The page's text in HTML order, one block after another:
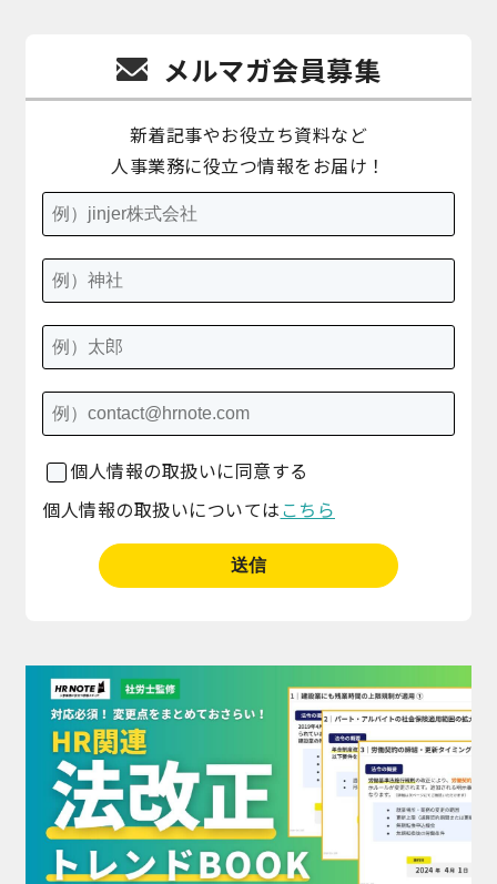
メルマガ会員募集
新着記事やお役立ち資料など
人事業務に役立つ情報をお届け！
個人情報の取扱いに同意する
個人情報の取扱いについては こちら